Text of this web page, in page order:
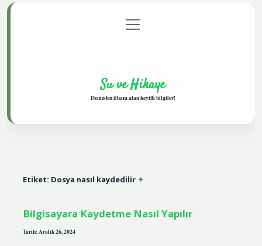
Gizlilik Politikası
menüyü
aç
Su ve Hikaye
Denizden ilham alan keyifli bilgiler!
Etiket: Dosya nasıl kaydedilir
Bilgisayara Kaydetme Nasıl Yapılır
Tarih: Aralık 26, 2024